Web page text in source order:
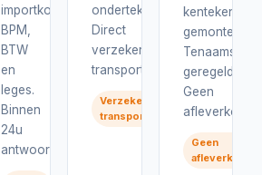
importkosten,
BPM,
BTW
en
leges.
Binnen
24u
antwoord.
ondertekening.
Direct
verzekerd
transport.
Verzekerd
transport
gemonteerd.
geregeld.
Geen
Geen
afleverkosten